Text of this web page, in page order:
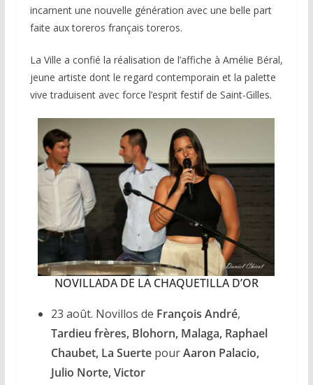
incarnent une nouvelle génération avec une belle part
faite aux toreros français toreros.
La Ville a confié la réalisation de l’affiche à Amélie Béral,
jeune artiste dont le regard contemporain et la palette
vive traduisent avec force l’esprit festif de Saint-Gilles.
NOVILLADA DE LA CHAQUETILLA D’OR
23 août. Novillos de François André,
Tardieu frères, Blohorn, Malaga, Raphael
Chaubet, La SuertepourAaron Palacio,
Julio Norte, Victor